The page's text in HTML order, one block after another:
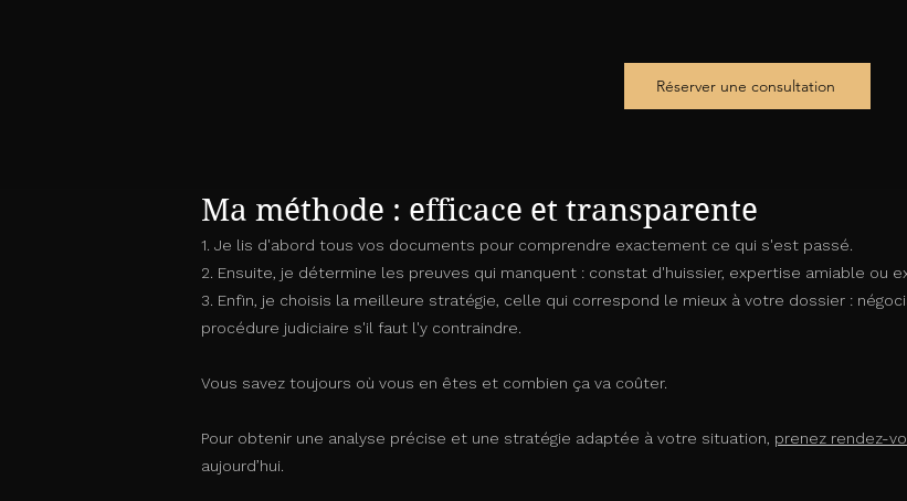
Réserver une consultation
Ma méthode : efficace et transparente
1. Je lis d'abord tous vos documents pour comprendre exactement ce qui s'est passé.
2. Ensuite, je détermine les preuves qui manquent : constat d'huissier, expertise amiable ou
3. Enfin, je choisis la meilleure stratégie, celle qui correspond le mieux à votre dossier :
procédure judiciaire s'il faut l'y contraindre.
Vous savez toujours où vous en êtes et combien ça va coûter.
Pour obtenir une analyse précise et une stratégie adaptée à votre situation, prenez rendez-
aujourd’hui.